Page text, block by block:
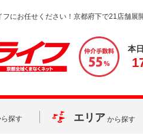
にお任せください！京都府下で21店舗展
本
ら探す エリア から探す